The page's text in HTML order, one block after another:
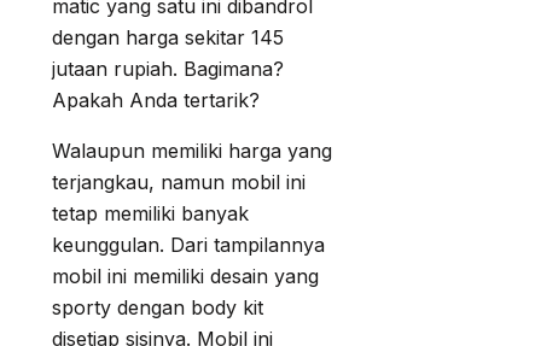
matic yang satu ini dibandrol
dengan harga sekitar 145
jutaan rupiah. Bagimana?
Apakah Anda tertarik?
Walaupun memiliki harga yang
terjangkau, namun mobil ini
tetap memiliki banyak
keunggulan. Dari tampilannya
mobil ini memiliki desain yang
sporty dengan body kit
disetiap sisinya. Mobil ini